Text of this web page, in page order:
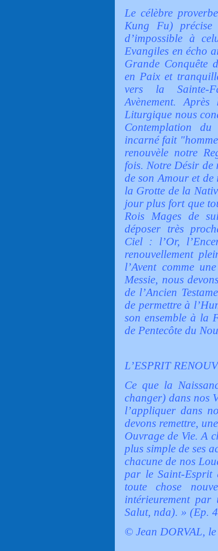
Le célèbre
Kung Fu)
d’impossible à
Evangiles en écho
Grande Conquête
en Paix et
vers la Sainte-
Avènement.
Liturgique nous
Contemplation
incarné fait
renouvèle notre
fois. Notre Désir de
de son Amour et
la Grotte de la
jour plus fort que
Rois Mages de
déposer très
Ciel : l’Or,
renouvellement
l’Avent comme
Messie, nous
de l’Ancien
de permettre à
son ensemble à la
de Pentecôte du
L’ESPRIT
Ce que la
changer) dans nos
l’appliquer dans
devons remettre,
Ouvrage de Vie. A
plus simple de ses
chacune de nos
par le Saint-
toute chose
intérieurement
Salut, nda). » (Ep.
© Jean DORVAL,